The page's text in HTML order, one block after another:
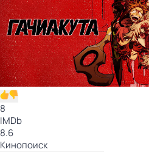
8
IMDb
8.6
Кинопоиск